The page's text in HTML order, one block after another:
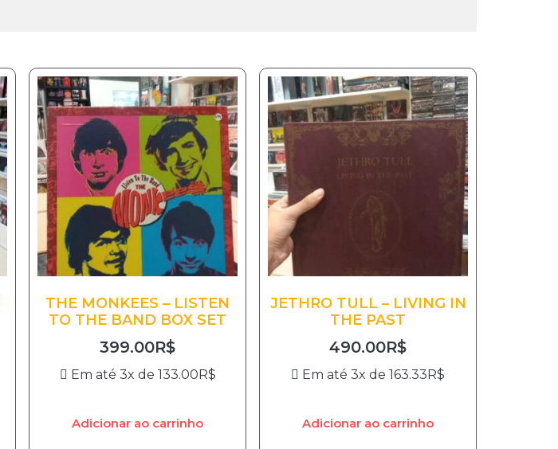
THE MONKEES – LISTEN
TO THE BAND BOX SET
399.00R$
Em até 3x de 133.00R$
Adicionar ao carrinho
JETHRO TULL – LIVING IN
THE PAST
490.00R$
Em até 3x de 163.33R$
Adicionar ao carrinho